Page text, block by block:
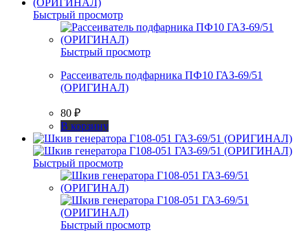
Быстрый просмотр
Быстрый просмотр
Рассеиватель подфарника ПФ10 ГАЗ-69/51
(ОРИГИНАЛ)
80 ₽
В корзину
Быстрый просмотр
Быстрый просмотр